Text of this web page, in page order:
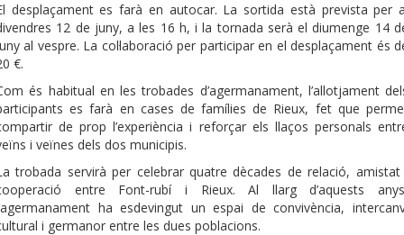
desplaçament es farà en autocar. La sortida està prevista per
12 de juny, a les 16 h, i la tornada serà el diumenge 14
al vespre. La col·laboració per participar en el desplaçament és
€.
és habitual en les trobades d’agermanament, l’allotjament
es farà en cases de famílies de Rieux, fet que
de prop l’experiència i reforçar els llaços personals
i veïnes dels dos municipis.
trobada servirà per celebrar quatre dècades de relació,
entre Font-rubí i Rieux. Al llarg d’aquests
ha esdevingut un espai de convivència,
i germanor entre les dues poblacions.